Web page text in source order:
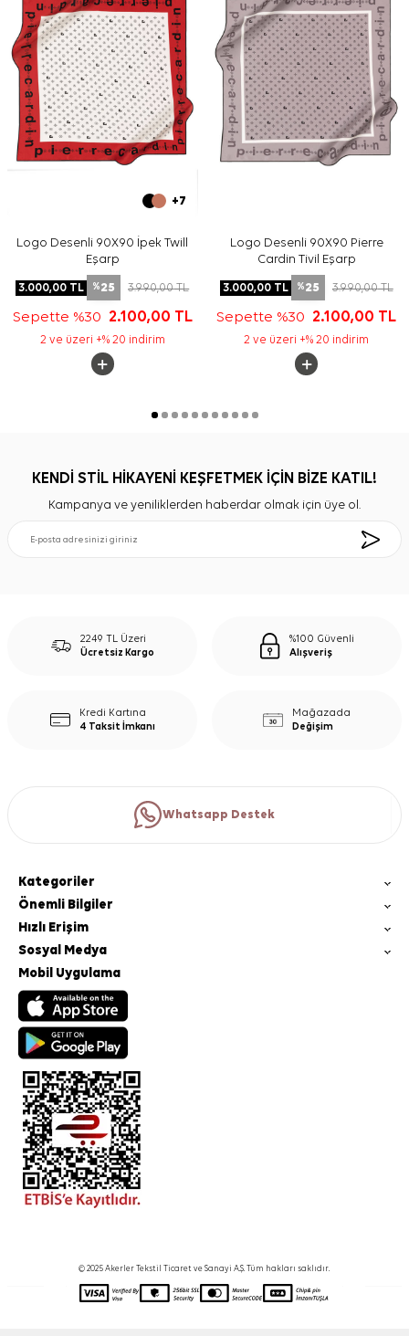
+7
Logo Desenli 90X90 İpek Twill
Eşarp
3.000,00 TL %25 3.990,00TL
Sepette %30 2.100,00 TL
2 ve üzeri +% 20 indirim
Logo Desenli 90X90 Pierre
Cardin Tivil Eşarp
3.000,00TL %25 3.990,00TL
Sepette %30 2.100,00 TL
2 ve üzeri +% 20 indirim
KENDİ STİL HİKAYENİ KEŞFETMEK İÇİN BİZE KATIL!
Kampanya ve yeniliklerden haberdar olmak için üye ol.
2249 TL Üzeri
Ücretsiz Kargo
%100 Güvenli
Alışveriş
Kredi Kartına
4 Taksit İmkanı
Mağazada
Değişim
Whatsapp Destek
Kategoriler
Önemli Bilgiler
Hızlı Erişim
Sosyal Medya
Mobil Uygulama
© 2025 Akerler Tekstil Ticaret ve Sanayi A.Ş. Tüm hakları saklıdır.